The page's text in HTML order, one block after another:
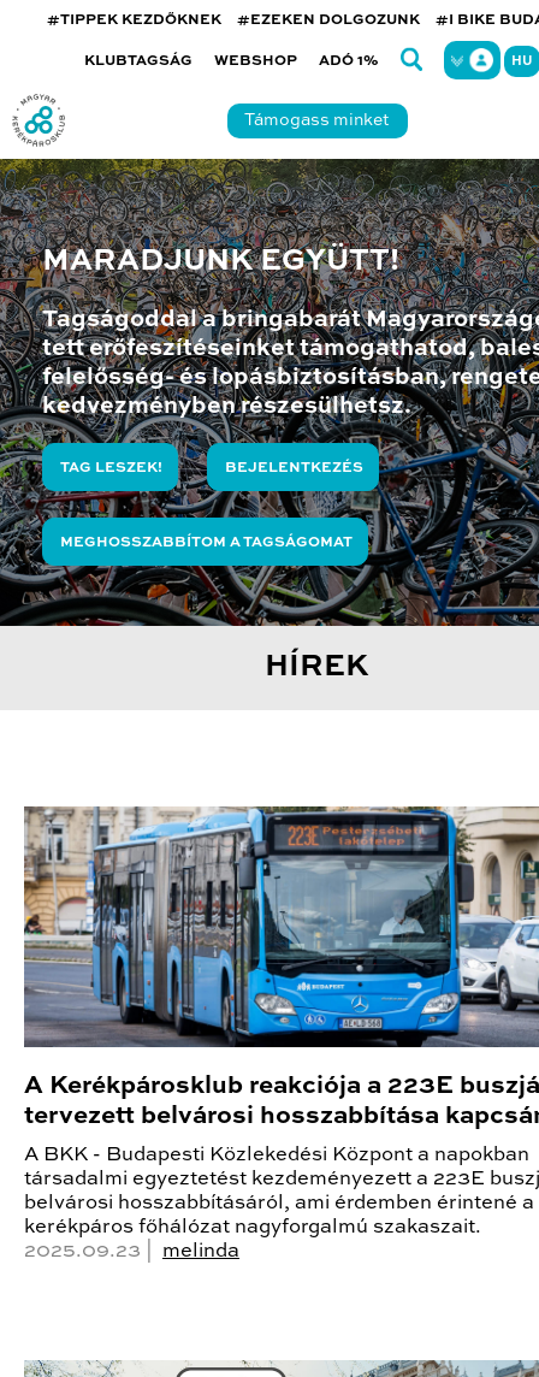
#TIPPEK KEZDŐKNEK #EZEKEN DOLGOZUNK #I BIKE
KLUBTAGSÁG WEBSHOP ADÓ 1% HU
Támogass minket
MARADJUNK EGYÜTT!
Tagságoddal a bringabarát
tett erőfeszítéseinket támogathatod,
felelősség- és lopásbiztosításban,
kedvezményben részesülhetsz.
TAG LESZEK! BEJELENTKEZÉS
MEGHOSSZABBÍTOM A TAGSÁGOMAT
HÍREK
A Kerékpárosklub reakciója a 223E
tervezett belvárosi hosszabbítása
A BKK - Budapesti Közlekedési Központ a napokban
társadalmi egyeztetést kezdeményezett a 223E
belvárosi hosszabbításáról, ami érdemben érintené a
kerékpáros főhálózat nagyforgalmú szakaszait.
2025.09.23 | melinda